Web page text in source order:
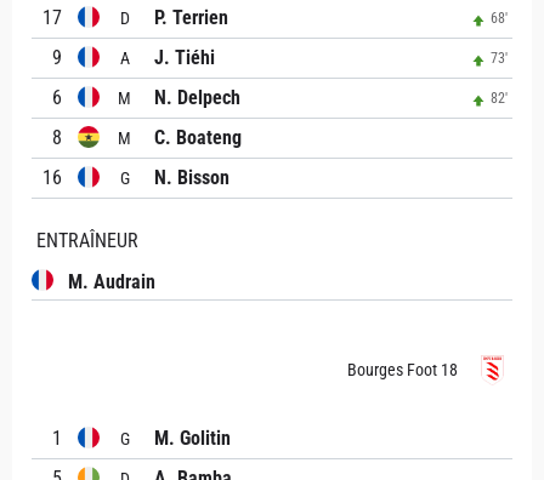
17
D P. Terrien 68'
9 A J. Tiéhi 73'
6 M N. Delpech 82'
8 M
C. Boateng
16
G N. Bisson
ENTRAÎNEUR
M. Audrain
Bourges Foot 18
1 G
M. Golitin